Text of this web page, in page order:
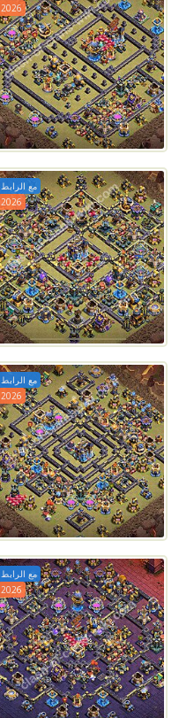
2026
مع الرابط
2026
مع الرابط
2026
مع الرابط
2026